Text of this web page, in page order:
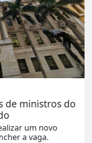
ministros do
um novo
a vaga.